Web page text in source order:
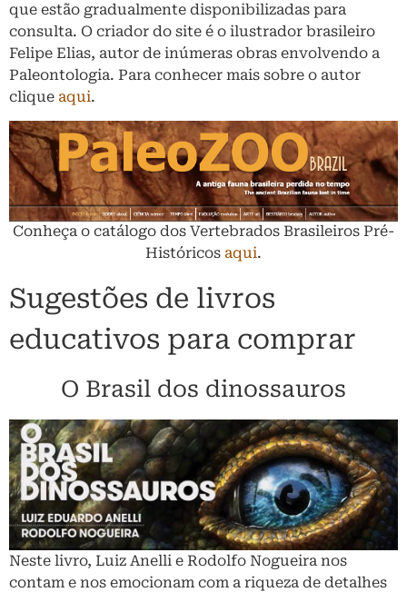
que estão gradualmente disponibilizadas para
consulta. O criador do site é o ilustrador brasileiro
Felipe Elias, autor de inúmeras obras envolvendo a
Paleontologia. Para conhecer mais sobre o autor
clique aqui.
Conheça o catálogo dos Vertebrados Brasileiros Pré-
Históricos aqui.
Sugestões de livros
educativos para comprar
O Brasil dos dinossauros
Neste livro, Luiz Anelli e Rodolfo Nogueira nos
contam e nos emocionam com a riqueza de detalhes